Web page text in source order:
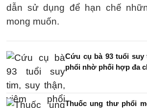
dẫn sử dụng để hạn chế
mong muốn.
Cứu cụ bà 93 tuổi suy
phổi nhờ phối hợp đa
Thuốc ung thư phổi